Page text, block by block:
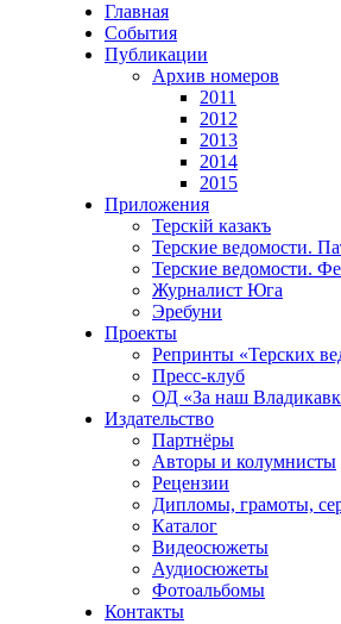
Главная
События
Публикации
Архив номеров
2011
2012
2013
2014
2015
Приложения
Терскiй казакъ
Терские ведомости.
Терские ведомости.
Журналист Юга
Эребуни
Проекты
Репринты «Терских
Пресс-клуб
ОД «За наш
Издательство
Партнёры
Авторы и колумнисты
Рецензии
Дипломы, грамоты,
Каталог
Видеосюжеты
Аудиосюжеты
Фотоальбомы
Контакты